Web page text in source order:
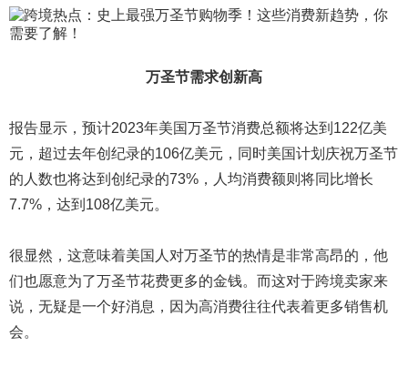
万圣节需求创新高
报告显示，预计2023年美国万圣节消费总额将达到122亿美
元，超过去年创纪录的106亿美元，同时美国计划庆祝万圣节
的人数也将达到创纪录的73%，人均消费额则将同比增长
7.7%，达到108亿美元。
很显然，这意味着美国人对万圣节的热情是非常高昂的，他
们也愿意为了万圣节花费更多的金钱。而这对于跨境卖家来
说，无疑是一个好消息，因为高消费往往代表着更多销售机
会。